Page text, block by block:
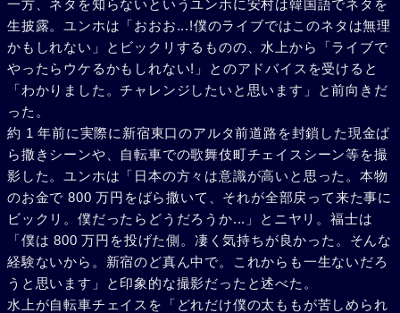
一方、ネタを知らないというユンホに安村は韓国語でネタを
生披露。ユンホは「おおお...!僕のライブではこのネタは無理
かもしれない」とビックリするものの、水上から「ライブで
やったらウケるかもしれない!」とのアドバイスを受けると
「わかりました。チャレンジしたいと思います」と前向きだ
った。
約 1 年前に実際に新宿東口のアルタ前道路を封鎖した現金ば
ら撒きシーンや、自転車での歌舞伎町チェイスシーン等を撮
影した。ユンホは「日本の方々は意識が高いと思った。本物
のお金で 800 万円をばら撒いて、それが全部戻って来た事に
ビックリ。僕だったらどうだろうか...」とニヤリ。福士は
「僕は 800 万円を投げた側。凄く気持ちが良かった。そんな
経験ないから。新宿のど真ん中で。これからも一生ないだろ
うと思います」と印象的な撮影だったと述べた。
水上が自転車チェイスを「どれだけ僕の太ももが苦しめられ